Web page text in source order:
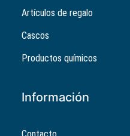
Artículos de regalo
Cascos
Productos químicos
Información